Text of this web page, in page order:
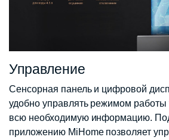
Управление
Сенсорная панель и цифровой
удобно управлять режимом работы
всю необходимую информацию.
приложению MiHome позволяет